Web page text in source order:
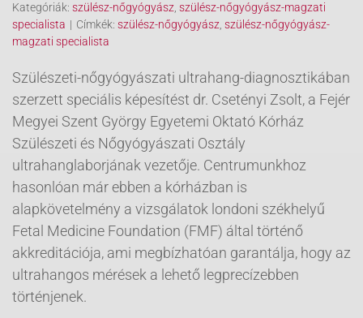
Kategóriák: szülész-nőgyógyász szülész-nőgyógyász-magzati
specialista | Címkék: szülész-nőgyógyász szülész-nőgyógyász-
magzati specialista
Szülészeti-nőgyógyászati ultrahang-diagnosztikában
szerzett speciális képesítést dr. Csetényi Zsolt, a Fejér
Megyei Szent György Egyetemi Oktató Kórház
Szülészeti és Nőgyógyászati Osztály
ultrahanglaborjának vezetője. Centrumunkhoz
hasonlóan már ebben a kórházban is
alapkövetelmény a vizsgálatok londoni székhelyű
Fetal Medicine Foundation (FMF) által történő
akkreditációja, ami megbízhatóan garantálja, hogy az
ultrahangos mérések a lehető legprecízebben
történjenek.